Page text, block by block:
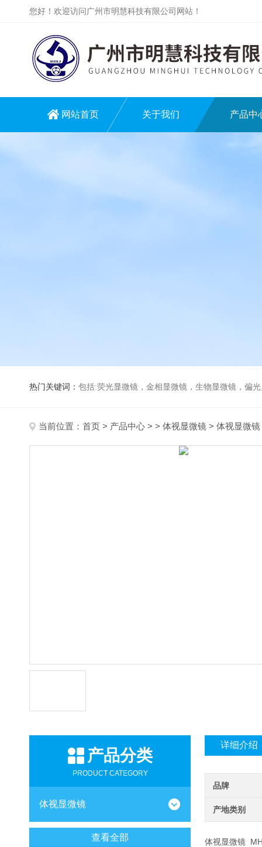
您好！欢迎访问广州市明慧科技有限公司网站！
网站首页 关于我们 产品中
热门关键词： 包括:荧光显微镜，金相显微镜，生物显微镜，偏
当前位置： 首页 > 产品中心 > > 体视显微镜 > 体视显微
产品分类
PRODUCT CATEGORY
体视显微镜
查看全部
详细介绍
品牌
产地类别
体视显微镜